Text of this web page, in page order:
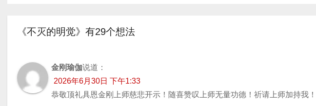
导
《不灭的明觉》有29个想法
金刚瑜伽说道：
2026年6月30日 下午1:33
恭敬顶礼具恩金刚上师慈悲开示！随喜赞叹上师无量功德！祈请上师加持我